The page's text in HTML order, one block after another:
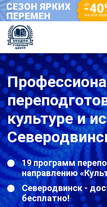
культуре и
19 программ
направлению
Северодвинск -
бесплатно!